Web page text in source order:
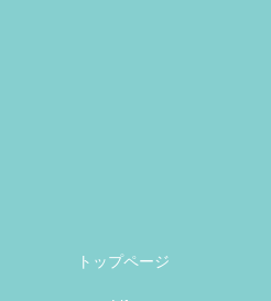
トップページ